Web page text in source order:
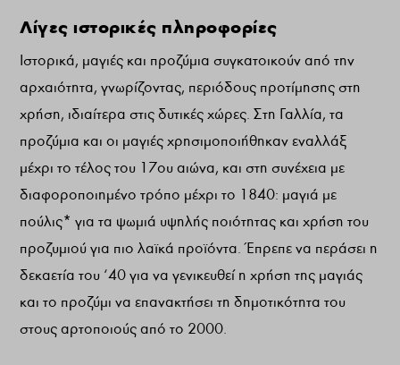
Λίγες ιστορικές πληροφορίες
Ιστορικά, μαγιές και προζύμια συγκατοικούν από την
αρχαιότητα, γνωρίζοντας, περιόδους προτίμησης στη
χρήση, ιδιαίτερα στις δυτικές χώρες. Στη Γαλλία, τα
προζύμια και οι μαγιές χρησιμοποιήθηκαν εναλλάξ
μέχρι το τέλος του 17ου αιώνα, και στη συνέχεια με
διαφοροποιημένο τρόπο μέχρι το 1840: μαγιά με
πούλις* για τα ψωμιά υψηλής ποιότητας και χρήση του
προζυμιού για πιο λαϊκά προϊόντα. Έπρεπε να περάσει η
δεκαετία του ‘40 για να γενικευθεί η χρήση της μαγιάς
και το προζύμι να επανακτήσει τη δημοτικότητα του
στους αρτοποιούς από το 2000.